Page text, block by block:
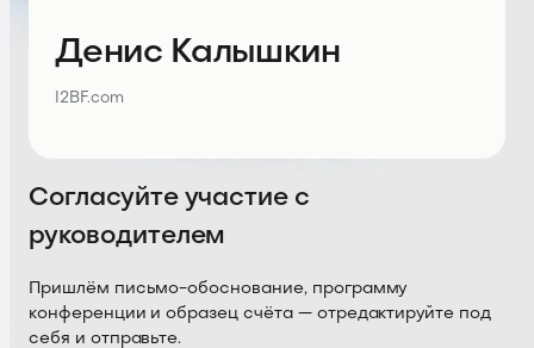
Денис Калышкин
I2BF.com
Согласуйте участие с
руководителем
Пришлём письмо-обоснование, программу
конференции и образец счёта — отредактируйте под
себя и отправьте.